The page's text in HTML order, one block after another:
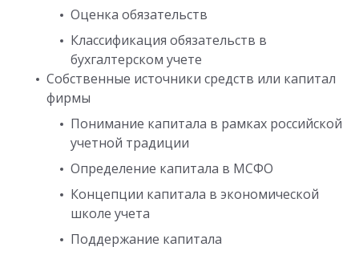
Оценка обязательств
Классификация обязательств в
бухгалтерском учете
Собственные источники средств или капитал
фирмы
Понимание капитала в рамках российской
учетной традиции
Определение капитала в МСФО
Концепции капитала в экономической
школе учета
Поддержание капитала